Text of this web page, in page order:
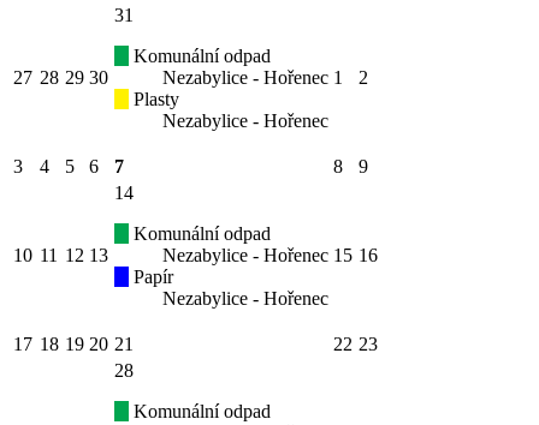
27 28 29 30
31
Komunální odpad
Nezabylice - Hořenec
Plasty
Nezabylice - Hořenec
1 2
3 4 5 6 7 8 9
10 11 12 13
14
Komunální odpad
Nezabylice - Hořenec
Papír
Nezabylice - Hořenec
15 16
17 18 19 20 21 22 23
28
Komunální odpad